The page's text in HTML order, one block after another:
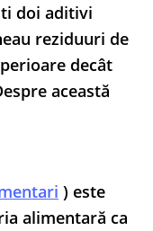
doi aditivi
reziduuri de
decât
această
) este
alimentară ca